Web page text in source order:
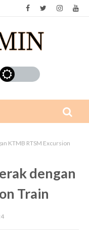
KTMB RTSM Excursion
dengan
Train